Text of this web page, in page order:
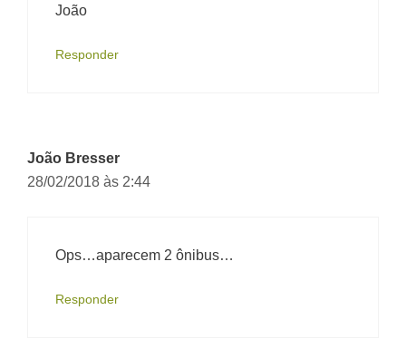
João
Responder
João Bresser
28/02/2018 às 2:44
Ops…aparecem 2 ônibus…
Responder